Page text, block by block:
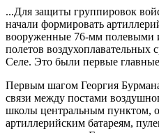
...Для защиты группировок
начали формировать
вооруженные 76-мм полевыми
полетов воздухоплавательных
Селе. Это были первые
Первым шагом Георгия
связи между постами
школы центральным пунктом,
артиллерийским батареям,